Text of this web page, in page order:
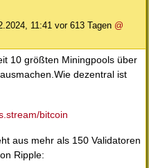
11:41 vor 613 Tagen @
10 größten Miningpools über
dezentral ist
bitcoin
aus mehr als 150 Validatoren
Ripple: